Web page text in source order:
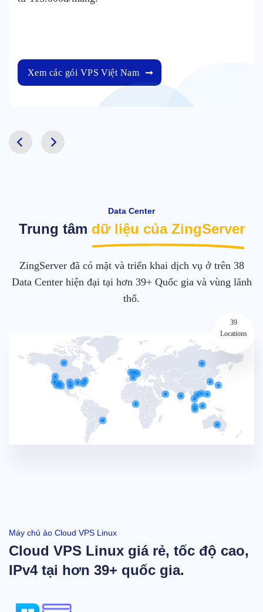
Data Center
Trung tâm dữ liệu của ZingServer
ZingServer đã có mặt và triển khai dịch vụ ở trên 38
Data Center hiện đại tại hơn 39+ Quốc gia và vùng lãnh
thổ.
39
Locations
Máy chủ ảo Cloud VPS Linux
Cloud VPS Linux giá rẻ, tốc độ cao,
IPv4 tại hơn 39+ quốc gia.